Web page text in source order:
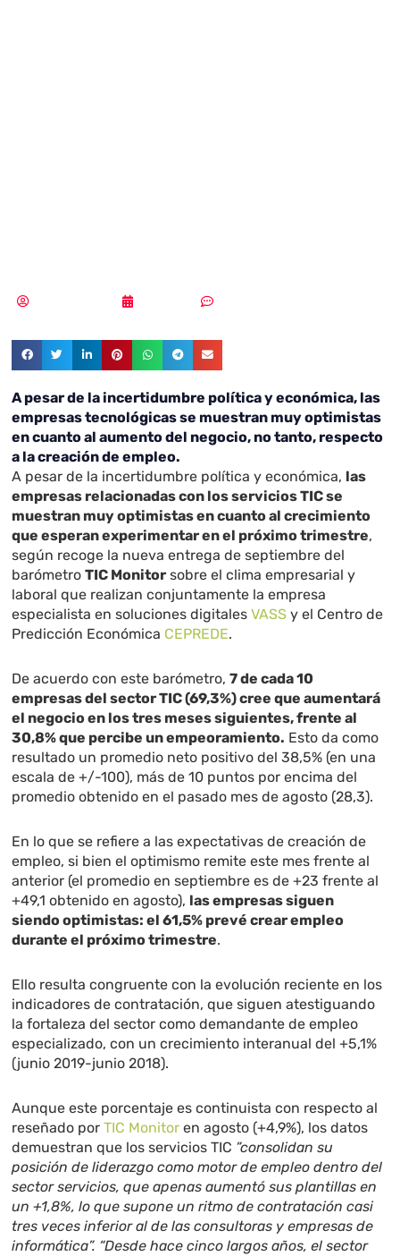
A pesar de la incertidumbre política y económica, las
empresas tecnológicas se muestran muy optimistas
en cuanto al aumento del negocio, no tanto, respecto
a la creación de empleo.
A pesar de la incertidumbre política y económica, las
empresas relacionadas con los servicios TIC se
muestran muy optimistas en cuanto al crecimiento
que esperan experimentar en el próximo trimestre,
según recoge la nueva entrega de septiembre del
barómetroTIC Monitor sobre el clima empresarial y
laboral que realizan conjuntamente la empresa
especialista en soluciones digitalesVASS y el Centro de
Predicción Económica CEPREDE.
De acuerdo con este barómetro,7 de cada 10
empresas del sector TIC (69,3%) cree que aumentará
el negocio en los tres meses siguientes, frente al
30,8% que percibe un empeoramiento. Esto da como
resultado un promedio neto positivo del 38,5% (en una
escala de +/-100), más de 10 puntos por encima del
promedio obtenido en el pasado mes de agosto (28,3).
En lo que se refiere a las expectativas de creación de
empleo, si bien el optimismo remite este mes frente al
anterior (el promedio en septiembre es de +23 frente al
+49,1 obtenido en agosto), las empresas siguen
siendo optimistas: el 61,5% prevé crear empleo
durante el próximo trimestre.
Ello resulta congruente con la evolución reciente en los
indicadores de contratación, que siguen atestiguando
la fortaleza del sector como demandante de empleo
especializado, con un crecimiento interanual del +5,1%
(junio 2019-junio 2018).
Aunque este porcentaje es continuista con respecto al
reseñado porTIC Monitor en agosto (+4,9%), los datos
demuestran que los servicios TIC ”consolidan su
posición de liderazgo como motor de empleo dentro del
sector servicios, que apenas aumentó sus plantillas en
un +1,8%, lo que supone un ritmo de contratación casi
tres veces inferior al de las consultoras y empresas de
informática”. “Desde hace cinco largos años, el sector